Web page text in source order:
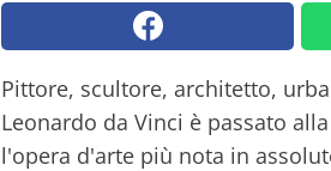
Pittore, scultore, architetto,
Leonardo da Vinci è passato
l'opera d'arte più nota in